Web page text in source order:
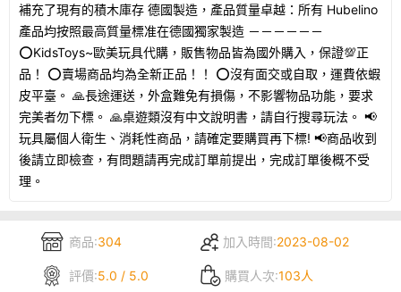
補充了現有的積木庫存 德國製造，產品質量卓越：所有 Hubelino
產品均按照最高質量標准在德國獨家製造 －－－－－－
⭕KidsToys~歐美玩具代購，販售物品皆為國外購入，保證💯正
品！ ⭕賣場商品均為全新正品！！ ⭕沒有面交或自取，運費依蝦
皮平臺。 🙏長途運送，外盒難免有損傷，不影響物品功能，要求
完美者勿下標。 🙏桌遊類沒有中文說明書，請自行搜尋玩法。 📢
玩具屬個人衛生、消耗性商品，請確定要購買再下標! 📢商品收到
後請立即檢查，有問題請再完成訂單前提出，完成訂單後概不受
理。
商品:304 加入時間:2023-08-02
評價:5.0 / 5.0 購買人次:103人